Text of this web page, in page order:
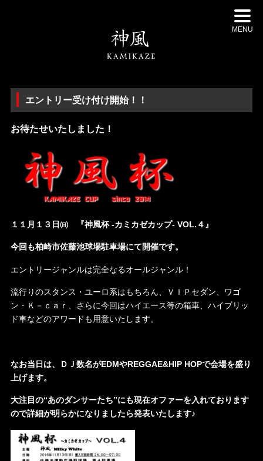
MENU
エントリー受け付け開始！！
お待たせいたしました！
１１月１３日㈰ 『神風杯 -カミカゼカップ- VOL.４』
今回も柏崎市佐藤池球場駐車場にて開催です。
エントリージャンルは完全なるオールジャンル！
流行りのスタンス・ユーロ系はもちろん、ＶＩＰセダン、 ワゴ
ン・Ｋ－ｃａｒ、さらに今回はハイエース等の箱車、 ハイブリッ
ド車などのアワードも用意いたします。
なお当日は、ＤＪ数名がEDMやREGGAE&HIP HOPで会場を盛り
上げます。
大注目の“あのダンサーたち”にも現在オファーを入れております
ので詳細が明らかになりましたら発表いたします♪